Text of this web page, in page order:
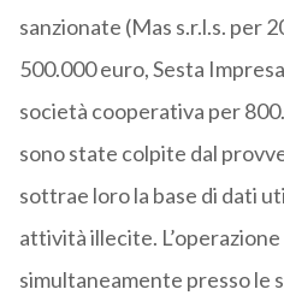
sanzionate (Mas s.r.l.s. per
500.000 euro, Sesta
società cooperativa per
sono state colpite dal
sottrae loro la base di dati
attività illecite. L’operazione
simultaneamente presso le